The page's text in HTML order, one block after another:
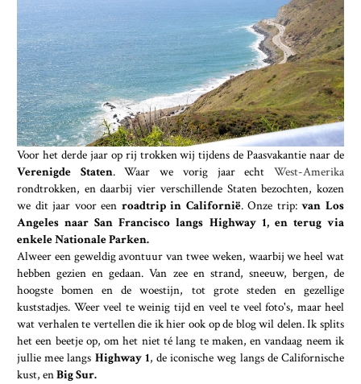
Voor het derde jaar op rij trokken wij tijdens de Paasvakantie naar de
Verenigde Staten. Waar we vorig jaar echtWest-Amerika
rondtrokken, en daarbij vier verschillende Staten bezochten, kozen
we dit jaar voor een roadtrip in Californië. Onze trip:van Los
Angeles naar San Francisco langs Highway 1, en terug via
enkele Nationale Parken.
Alweer een geweldig avontuur van twee weken, waarbij we heel wat
hebben gezien en gedaan. Van zee en strand, sneeuw, bergen, de
hoogste bomen en de woestijn, tot grote steden en gezellige
kuststadjes. Weer veel te weinig tijd en veel te veel foto's, maar heel
wat verhalen te vertellen die ik hier ook op de blog wil delen. Ik splits
het een beetje op, om het niet té lang te maken, en vandaag neem ik
jullie mee langs Highway 1, de iconische weg langs de Californische
kust, enBig Sur.